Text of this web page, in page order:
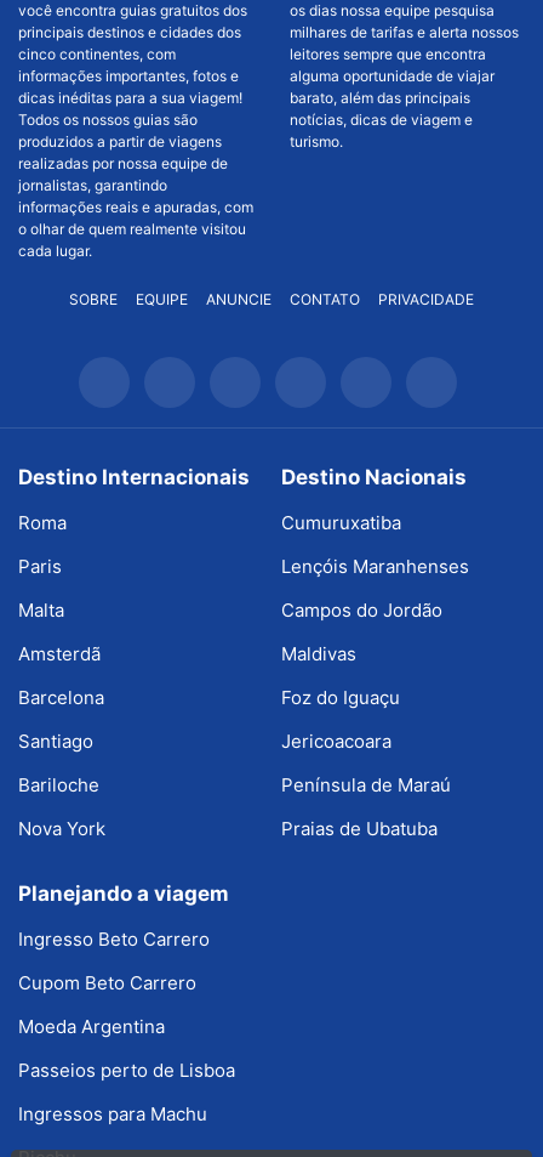
você encontra guias gratuitos dos
principais destinos e cidades dos
cinco continentes, com
informações importantes, fotos e
dicas inéditas para a sua viagem!
Todos os nossos guias são
produzidos a partir de viagens
realizadas por nossa equipe de
jornalistas, garantindo
informações reais e apuradas, com
o olhar de quem realmente visitou
cada lugar.
os dias nossa equipe pesquisa
milhares de tarifas e alerta nossos
leitores sempre que encontra
alguma oportunidade de viajar
barato, além das principais
notícias, dicas de viagem e
turismo.
SOBRE EQUIPE ANUNCIE CONTATO PRIVACIDADE
Destino Internacionais
Roma
Paris
Malta
Amsterdã
Barcelona
Santiago
Bariloche
Nova York
Destino Nacionais
Cumuruxatiba
Lençóis Maranhenses
Campos do Jordão
Maldivas
Foz do Iguaçu
Jericoacoara
Península de Maraú
Praias de Ubatuba
Planejando a viagem
Ingresso Beto Carrero
Cupom Beto Carrero
Moeda Argentina
Passeios perto de Lisboa
Ingressos para Machu